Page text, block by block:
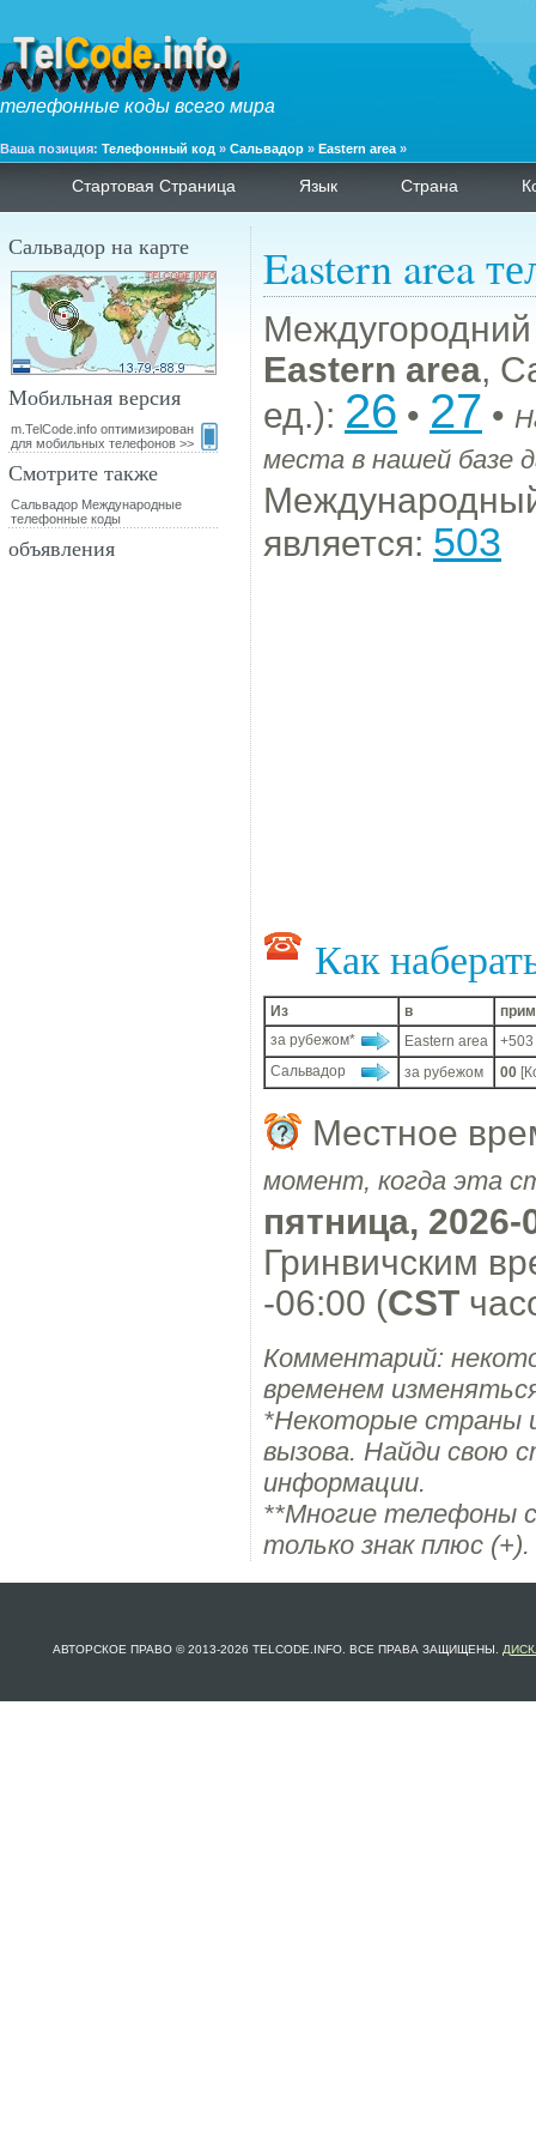
телефонные коды всего мира
Ваша позиция: Телефонный код » Сальвадор » Eastern area »
Стартовая Страница Язык Страна
Eastern area
Eastern area,
ед.): 26 • 27 •
места в нашей базе
является: 503
Как
Из в
за рубежом*
Eastern area
Сальвадор
за рубежом 00
Местное
момент, когда эта
пятница,
Гринвичским
-06:00 (CST
Комментарий:
временем
*Некоторые страны
вызова. Найди свою
информации.
**Многие телефоны
только знак плюс (+).
Сальвадор на карте
Мобильная версия
m.TelCode.info оптимизирован
для мобильных телефонов >>
Смотрите также
Сальвадор Международные
телефонные коды
объявления
АВТОРСКОЕ ПРАВО © 2013-2026 TELCODE.INFO. ВСЕ ПРАВА ЗАЩИЩЕНЫ.